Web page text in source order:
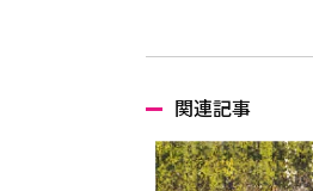
関連記事